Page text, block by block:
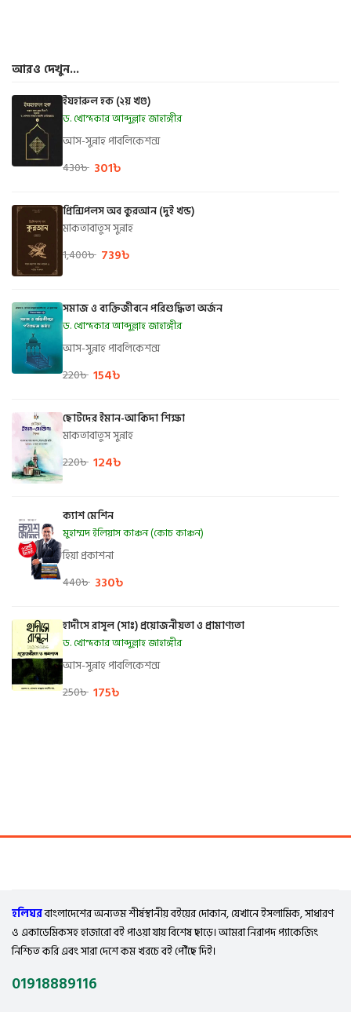
আরও দেখুন...
ইযহারুল হক (২য় খণ্ড)
ড. খোন্দকার আব্দুল্লাহ জাহাঙ্গীর
আস-সুন্নাহ পাবলিকেশন্স
430৳ 301৳
প্রিন্সিপলস অব কুরআন (দুই খন্ড)
মাকতাবাতুস সুন্নাহ
1,400৳ 739৳
সমাজ ও ব্যক্তিজীবনে পরিশুদ্ধিতা অর্জন
ড. খোন্দকার আব্দুল্লাহ জাহাঙ্গীর
আস-সুন্নাহ পাবলিকেশন্স
220৳ 154৳
ছোটদের ইমান-আকিদা শিক্ষা
মাকতাবাতুস সুন্নাহ
220৳ 124৳
ক্যাশ মেশিন
মুহাম্মদ ইলিয়াস কাঞ্চন (কোচ কাঞ্চন)
হিয়া প্রকাশনা
440৳ 330৳
হাদীসে রাসূল (সাঃ) প্রয়োজনীয়তা ও প্রামাণ্যতা
ড. খোন্দকার আব্দুল্লাহ জাহাঙ্গীর
আস-সুন্নাহ পাবলিকেশন্স
250৳ 175৳
হলিঘরবাংলাদেশের অন্যতম শীর্ষস্থানীয় বইয়ের দোকান, যেখানে ইসলামিক, সাধারণ
ও একাডেমিকসহ হাজারো বই পাওয়া যায় বিশেষ ছাড়ে। আমরা নিরাপদ প্যাকেজিং
নিশ্চিত করি এবং সারা দেশে কম খরচে বই পৌঁছে দিই।
01918889116